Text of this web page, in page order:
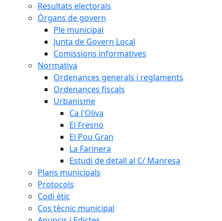
Resultats electorals
Òrgans de govern
Ple municipal
Junta de Govern Local
Comissions informatives
Normativa
Ordenances generals i reglaments
Ordenances fiscals
Urbanisme
Ca l'Oliva
El Fresno
El Pou Gran
La Farinera
Estudi de detall al C/ Manresa
Plans municipals
Protocols
Codi ètic
Cos tècnic municipal